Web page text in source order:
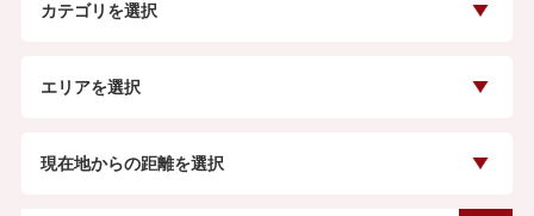
カテゴリを選択
エリアを選択
現在地からの距離を選択